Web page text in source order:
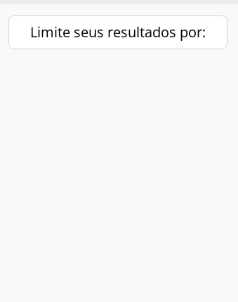
Limite seus resultados por: